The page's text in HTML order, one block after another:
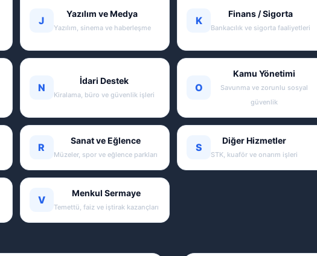
J
Yazılım ve Medya
Yazılım, sinema ve haberleşme
K
Finans / Sigorta
Bankacılık ve sigorta faaliyetleri
N
İdari Destek
Kiralama, büro ve güvenlik işleri
O
Kamu Yönetimi
Savunma ve zorunlu sosyal
güvenlik
R
Sanat ve Eğlence
Müzeler, spor ve eğlence parkları
S
Diğer Hizmetler
STK, kuaför ve onarım işleri
V
Menkul Sermaye
Temettü, faiz ve iştirak kazançları